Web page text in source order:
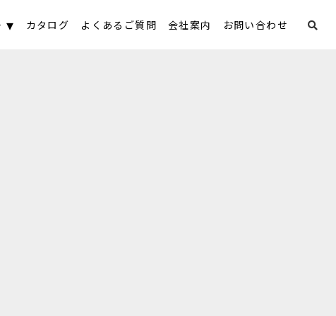
カタログ よくあるご質問 会社案内 お問い合わせ